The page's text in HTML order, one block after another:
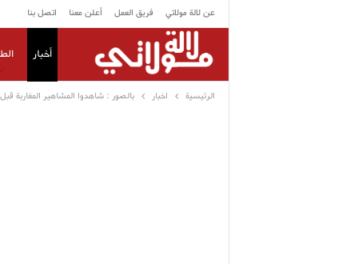
عن لالة مولاتي فريق العمل أعلن معنا اتصل بنا
أخبار
الرئيسية اخبار بالصور : شاهدوا المشاهير المغاربة